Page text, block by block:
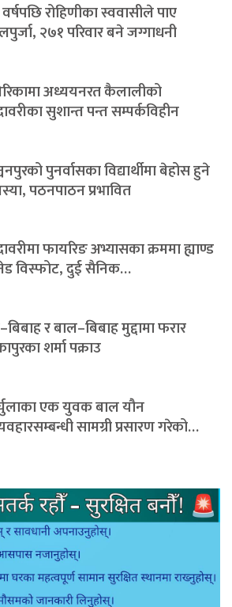
रोहिणीका स्ववासीले पाए
२७१ परिवार बने जग्गाधनी
अध्ययनरत कैलालीको
सुशान्त पन्त सम्पर्कविहीन
पुनर्वासका विद्यार्थीमा बेहोस हुने
पठनपाठन प्रभावित
फायरिङ अभ्यासका क्रममा ह्याण्ड
विस्फोट, दुई सैनिक…
र बाल–बिबाह मुद्दामा फरार
शर्मा पक्राउ
एक युवक बाल यौन
सामग्री प्रसारण गरेको…